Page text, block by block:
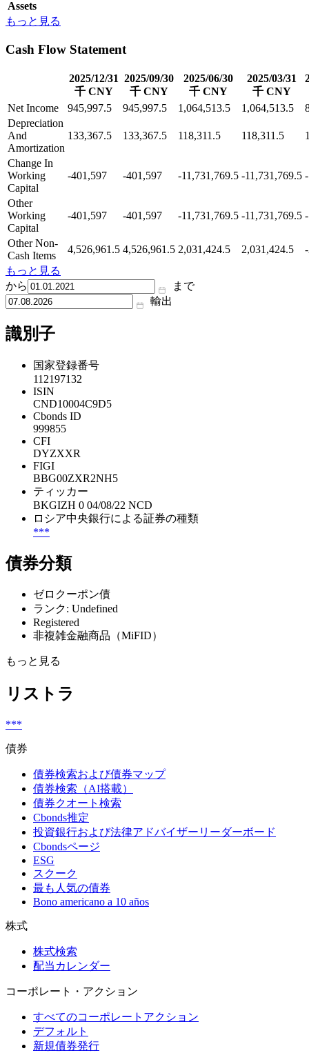
Assets
もっと見る
Cash Flow Statement
2025/12/31
千 CNY
2025/09/30
千 CNY
2025/06/30
千 CNY
2025/03/31
千 CNY
Net Income 945,997.5 945,997.5 1,064,513.5 1,064,513.5
Depreciation
And
Amortization
133,367.5 133,367.5 118,311.5 118,311.5
Change In
Working
Capital
-401,597 -401,597 -11,731,769.5 -11,731,769.5
Other
Working
Capital
-401,597 -401,597 -11,731,769.5 -11,731,769.5
Other Non-
Cash Items
4,526,961.5 4,526,961.5 2,031,424.5 2,031,424.5
もっと見る
から
まで
輸出
識別子
国家登録番号
112197132
ISIN
CND10004C9D5
Cbonds ID
999855
CFI
DYZXXR
FIGI
BBG00ZXR2NH5
ティッカー
BKGIZH 0 04/08/22 NCD
ロシア中央銀行による証券の種類
***
債券分類
ゼロクーポン債
ランク: Undefined
Registered
非複雑金融商品（MiFID）
もっと見る
リストラ
***
債券
債券検索および債券マップ
債券検索（AI搭載）
債券クオート検索
Cbonds推定
投資銀行および法律アドバイザーリーダーボード
Cbondsページ
ESG
スクーク
最も人気の債券
Bono americano a 10 años
株式
株式検索
配当カレンダー
コーポレート・アクション
すべてのコーポレートアクション
デフォルト
新規債券発行